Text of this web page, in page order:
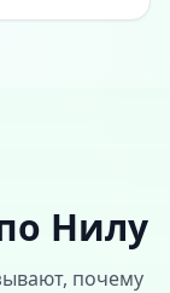
Нилу
почему